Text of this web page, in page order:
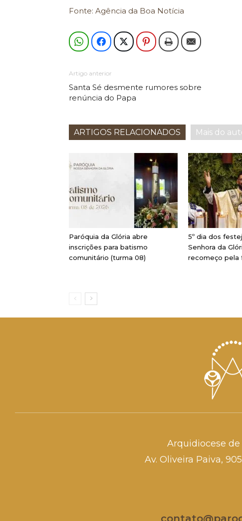
Fonte: Agência da Boa Notícia
Artigo anterior
Santa Sé desmente rumores sobre
renúncia do Papa
ARTIGOS RELACIONADOS Mais do
Paróquia da Glória abre
inscrições para batismo
comunitário (turma 08)
5º dia dos
Senhora da
recomeço pela
Arquidiocese de
Av. Oliveira Paiva,